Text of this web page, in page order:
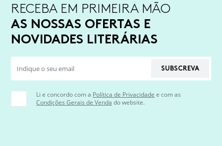
RECEBA EM PRIMEIRA MÃO
AS NOSSAS OFERTAS E
NOVIDADES LITERÁRIAS
SUBSCREVA
Li e concordo com a Política de Privacidade e com as
Condições Gerais de Venda do website.